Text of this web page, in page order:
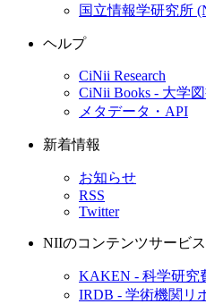
国立情報学研究所
ヘルプ
CiNii Research
CiNii Books - 大学
メタデータ・API
新着情報
お知らせ
RSS
Twitter
NIIのコンテンツサービス
KAKEN - 科学研究
IRDB - 学術機関リ